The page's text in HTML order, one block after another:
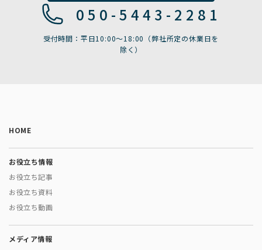
050-5443-2281
受付時間：平日10:00〜18:00（弊社所定の休業日を
除く）
HOME
お役立ち情報
お役立ち記事
お役立ち資料
お役立ち動画
メディア情報